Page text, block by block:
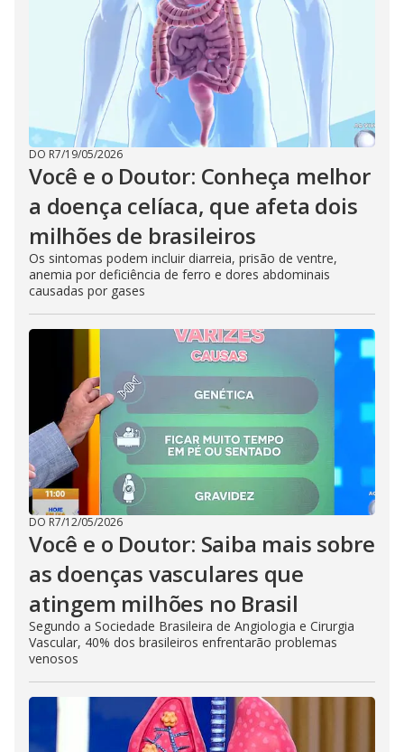
DO R7/19/05/2026
Você e o Doutor: Conheça melhor
a doença celíaca, que afeta dois
milhões de brasileiros
Os sintomas podem incluir diarreia, prisão de ventre,
anemia por deficiência de ferro e dores abdominais
causadas por gases
DO R7/12/05/2026
Você e o Doutor: Saiba mais sobre
as doenças vasculares que
atingem milhões no Brasil
Segundo a Sociedade Brasileira de Angiologia e Cirurgia
Vascular, 40% dos brasileiros enfrentarão problemas
venosos